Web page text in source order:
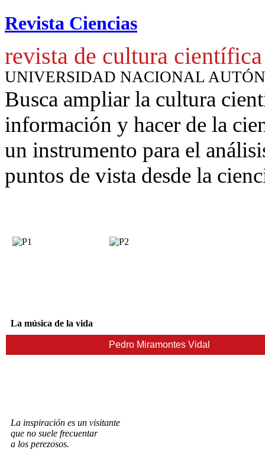
Revista Ciencias
revista de cultura científica
UNIVERSIDAD NACIONAL
Busca ampliar la cultura
información y hacer de la
un instrumento para el
puntos de vista desde la
La música de la vida
Pedro Miramontes Vidal
La inspiración es un visitante
que no suele frecuentar
a los perezosos.